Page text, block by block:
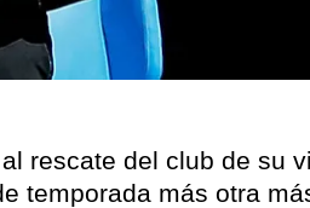
rescate del club de su
temporada más otra